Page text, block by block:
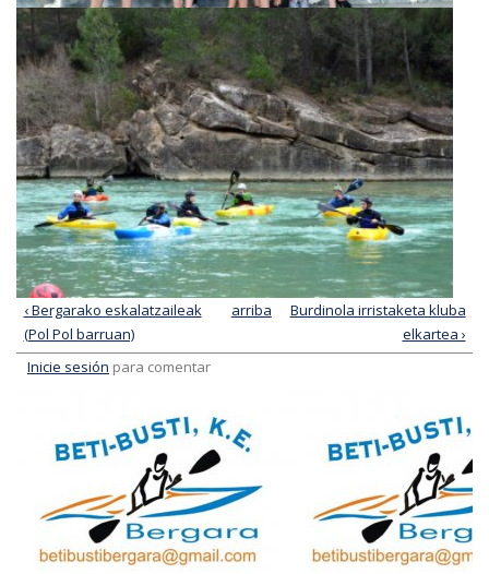
‹ Bergarako eskalatzaileak
(Pol Pol barruan)
arriba
Burdinola irristaketa kluba
elkartea ›
Inicie sesión para comentar